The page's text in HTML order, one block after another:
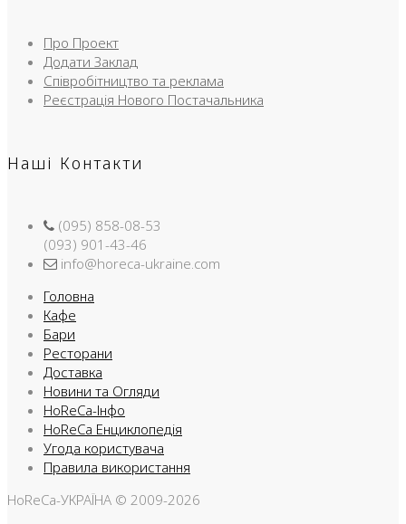
Про Проект
Додати Заклад
Співробітництво та реклама
Реєстрація Нового Постачальника
Наші Контакти
(095) 858-08-53
(093) 901-43-46
info@horeca-ukraine.com
Головна
Кафе
Бари
Ресторани
Доставка
Новини та Огляди
HoReCa-Інфо
HoReCa Енциклопедія
Угода користувача
Правила використання
HoReCa-УКРАЇНА © 2009-2026